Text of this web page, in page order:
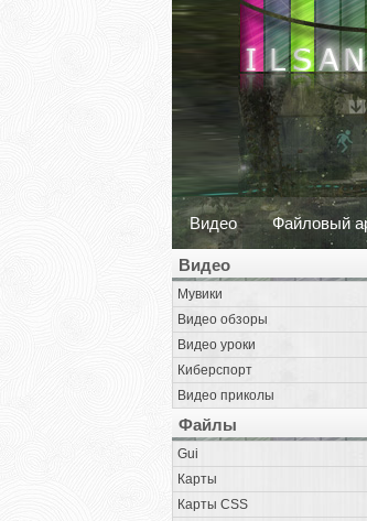
Видео Файловый
Видео
Мувики
Видео обзоры
Видео уроки
Киберспорт
Видео приколы
Файлы
Gui
Карты
Карты CSS